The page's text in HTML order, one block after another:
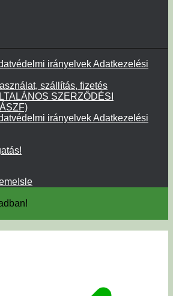
irányelvek Adatkezelési
szállítás, fizetés
SZERZŐDÉSI
irányelvek Adatkezelési